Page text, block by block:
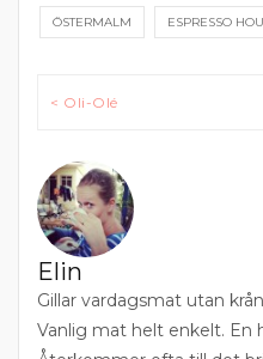
ÖSTERMALM ESPRESSO
< Oli-Olé
Elin
Gillar vardagsmat utan
Vanlig mat helt enkelt. En